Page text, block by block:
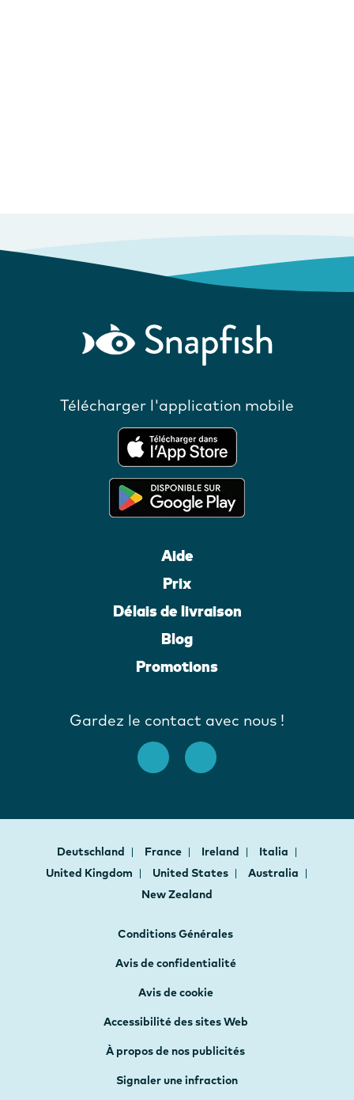
Télécharger l'application mobile
Aide
Prix
Délais de livraison
Blog
Promotions
Gardez le contact avec nous !
Deutschland France Ireland
Italia
United Kingdom
United States
Australia
New Zealand
Conditions Générales
Avis de confidentialité
Avis de cookie
Accessibilité des sites Web
À propos de nos publicités
Signaler une infraction